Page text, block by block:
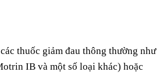
thuốc giảm đau thông thường như
IB và một số loại khác) hoặc